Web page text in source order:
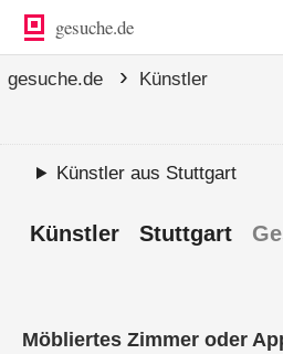
gesuche.de
gesuche.de › Künstler
Künstler aus Stuttgart
Künstler Stuttgart
Möbliertes Zimmer oder